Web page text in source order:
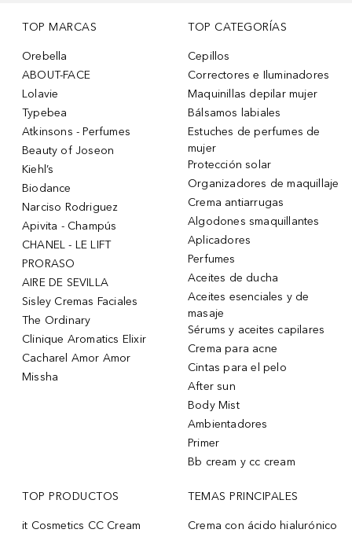
TOP MARCAS
Orebella
ABOUT-FACE
Lolavie
Typebea
Atkinsons - Perfumes
Beauty of Joseon
Kiehl’s
Biodance
Narciso Rodriguez
Apivita - Champús
CHANEL - LE LIFT
PRORASO
AIRE DE SEVILLA
Sisley Cremas Faciales
The Ordinary
Clinique Aromatics Elixir
Cacharel Amor Amor
Missha
TOP CATEGORÍAS
Cepillos
Correctores e Iluminadores
Maquinillas depilar mujer
Bálsamos labiales
Estuches de perfumes de
mujer
Protección solar
Organizadores de maquillaje
Crema antiarrugas
Algodones smaquillantes
Aplicadores
Perfumes
Aceites de ducha
Aceites esenciales y de
masaje
Sérums y aceites capilares
Crema para acne
Cintas para el pelo
After sun
Body Mist
Ambientadores
Primer
Bb cream y cc cream
TOP PRODUCTOS
it Cosmetics CC Cream
TEMAS PRINCIPALES
Crema con ácido hialurónico